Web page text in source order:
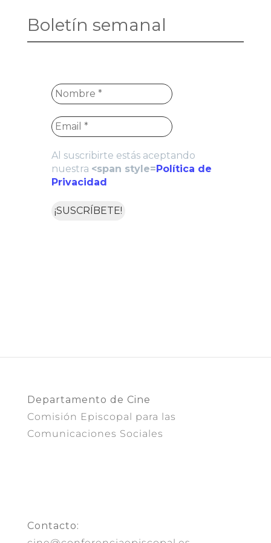
Boletín semanal
Al suscribirte estás aceptando
nuestra <span style= Política de
Privacidad
Departamento de Cine
Comisión Episcopal para las
Comunicaciones Sociales
Contacto: